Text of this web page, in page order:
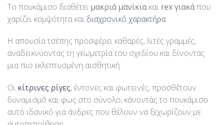
Το πουκάμισο διαθέτει μακριά μανίκιακαι rex γιακάπου
χαρίζει κομψότητα και διαχρονικό χαρακτήρα.
Η απουσία τσέπης προσφέρει καθαρές, λιτές γραμμές,
αναδεικνύοντας τη γεωμετρία του σχεδίου και δίνοντας
μια πιο εκλεπτυσμένη αισθητική.
Οι κίτρινες ρίγες, έντονες και φωτεινές, προσθέτουν
δυναμισμό και φως στο σύνολο, κάνοντάς το πουκάμισο
αυτό ιδανικό για άνδρες που θέλουν να ξεχωρίζουν με